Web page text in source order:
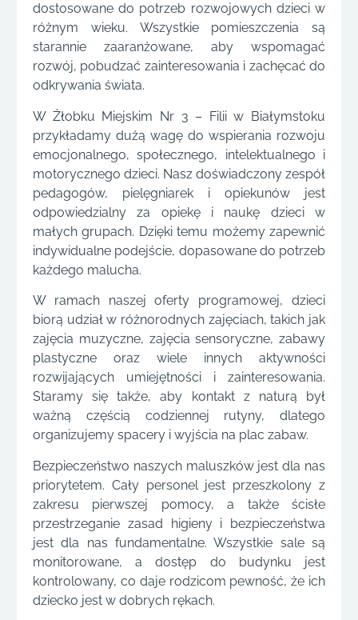
dostosowane do potrzeb rozwojowych dzieci w
różnym wieku. Wszystkie pomieszczenia są
starannie zaaranżowane, aby wspomagać
rozwój, pobudzać zainteresowania i zachęcać do
odkrywania świata.
W Żłobku Miejskim Nr 3 – Filii w Białymstoku
przykładamy dużą wagę do wspierania rozwoju
emocjonalnego, społecznego, intelektualnego i
motorycznego dzieci. Nasz doświadczony zespół
pedagogów, pielęgniarek i opiekunów jest
odpowiedzialny za opiekę i naukę dzieci w
małych grupach. Dzięki temu możemy zapewnić
indywidualne podejście, dopasowane do potrzeb
każdego malucha.
W ramach naszej oferty programowej, dzieci
biorą udział w różnorodnych zajęciach, takich jak
zajęcia muzyczne, zajęcia sensoryczne, zabawy
plastyczne oraz wiele innych aktywności
rozwijających umiejętności i zainteresowania.
Staramy się także, aby kontakt z naturą był
ważną częścią codziennej rutyny, dlatego
organizujemy spacery i wyjścia na plac zabaw.
Bezpieczeństwo naszych maluszków jest dla nas
priorytetem. Cały personel jest przeszkolony z
zakresu pierwszej pomocy, a także ścisłe
przestrzeganie zasad higieny i bezpieczeństwa
jest dla nas fundamentalne. Wszystkie sale są
monitorowane, a dostęp do budynku jest
kontrolowany, co daje rodzicom pewność, że ich
dziecko jest w dobrych rękach.